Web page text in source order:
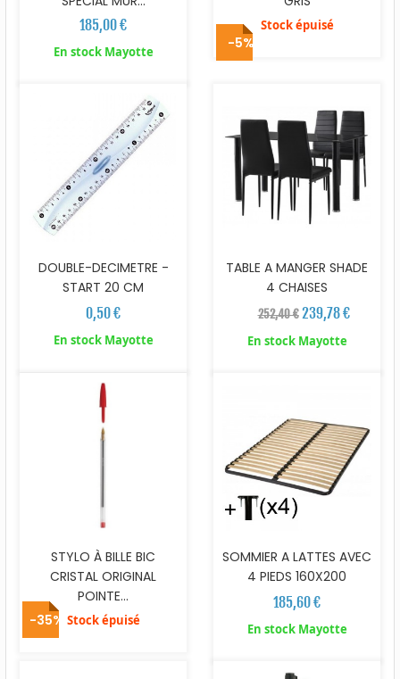
185,00 €
En stock Mayotte
Stock épuisé
DOUBLE-DECIMETRE -
START 20 CM
0,50 €
En stock Mayotte
-5%
TABLE A MANGER SHADE
4 CHAISES
252,40 € 239,78 €
En stock Mayotte
STYLO À BILLE BIC
CRISTAL ORIGINAL
POINTE...
Stock épuisé
SOMMIER A LATTES AVEC
4 PIEDS 160X200
185,60 €
En stock Mayotte
-35%